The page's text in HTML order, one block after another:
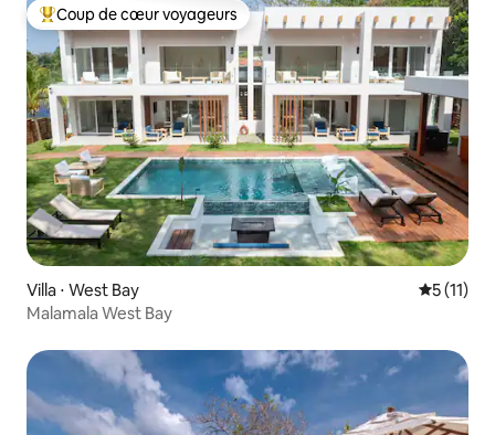
Coups de cœur voyageurs les plus appréciés
Coup de cœur voyageurs
Villa ⋅ West Bay
5 (11)
Malamala West Bay